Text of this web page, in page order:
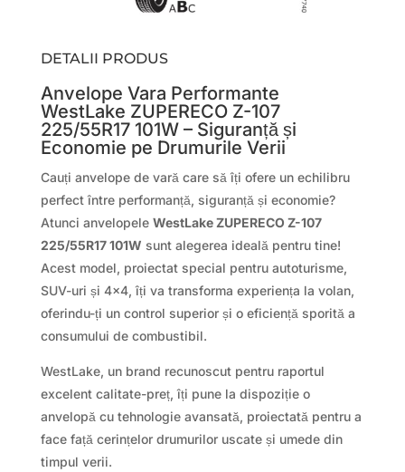
DETALII PRODUS
Anvelope Vara Performante
WestLake ZUPERECO Z-107
225/55R17 101W – Siguranță și
Economie pe Drumurile Verii
Cauți anvelope de vară care să îți ofere un echilibru
perfect între performanță, siguranță și economie?
Atunci anvelopele WestLake ZUPERECO Z-107
225/55R17 101W sunt alegerea ideală pentru tine!
Acest model, proiectat special pentru autoturisme,
SUV-uri și 4×4, îți va transforma experiența la volan,
oferindu-ți un control superior și o eficiență sporită a
consumului de combustibil.
WestLake, un brand recunoscut pentru raportul
excelent calitate-preț, îți pune la dispoziție o
anvelopă cu tehnologie avansată, proiectată pentru a
face față cerințelor drumurilor uscate și umede din
timpul verii.